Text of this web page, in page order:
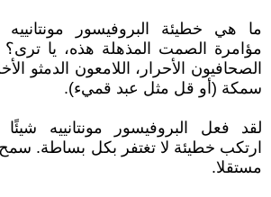
ما هي خطيئة البروفيسور
مؤامرة الصمت المذهلة هذه، يا ترى؟
الصحافيون الأحرار، اللامعون الدمثو
سمكة (أو قل مثل عبد قميء).
لقد فعل البروفيسور مونتانييه
ارتكب خطيئة لا تغتفر بكل بساطة.
مستقلا.